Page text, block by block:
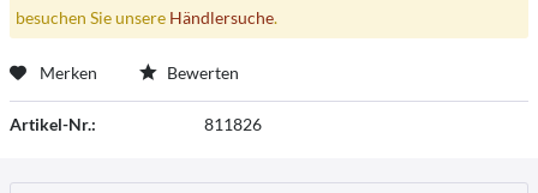
besuchen Sie unsere Händlersuche.
Merken Bewerten
Artikel-Nr.: 811826